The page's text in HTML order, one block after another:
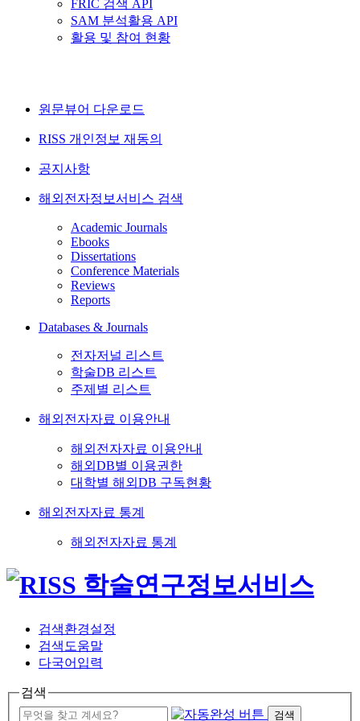
FRIC 검색 API
SAM 분석활용 API
활용 및 참여 현황
원문뷰어 다운로드
RISS 개인정보 재동의
공지사항
해외전자정보서비스 검색
Academic Journals
Ebooks
Dissertations
Conference Materials
Reviews
Reports
Databases & Journals
전자저널 리스트
학술DB 리스트
주제별 리스트
해외전자자료 이용안내
해외전자자료 이용안내
해외DB별 이용권한
대학별 해외DB 구독현황
해외전자자료 통계
해외전자자료 통계
검색환경설정
검색도움말
다국어입력
검색
검색